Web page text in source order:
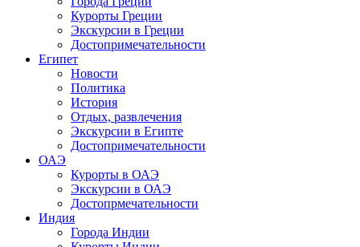
Курорты Греции
Экскурсии в Греции
Достопримечательности
Египет
Новости
Политика
История
Отдых, развлечения
Экскурсии в Египте
Достопримечательности
ОАЭ
Курорты в ОАЭ
Экскурсии в ОАЭ
Достопрмечательности
Индия
Города Индии